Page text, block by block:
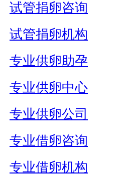
试管捐卵咨询
试管捐卵机构
专业供卵助孕
专业供卵中心
专业供卵公司
专业借卵咨询
专业借卵机构